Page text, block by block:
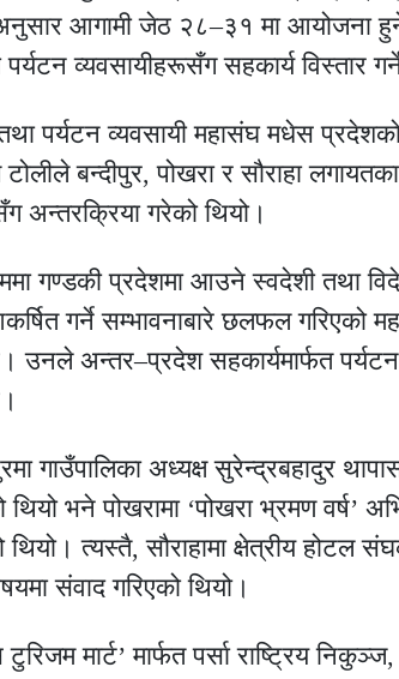
आगामी जेठ २८–३१ मा आयोजना हुने
पर्यटन व्यवसायीहरूसँग सहकार्य विस्तार
पर्यटन व्यवसायी महासंघ मधेस
बन्दीपुर, पोखरा र सौराहा
अन्तरक्रिया गरेको थियो।
गण्डकी प्रदेशमा आउने स्वदेशी तथा
गर्ने सम्भावनाबारे छलफल गरिएको
उनले अन्तर–प्रदेश सहकार्यमार्फत
गाउँपालिका अध्यक्ष सुरेन्द्रबहादुर
भने पोखरामा ‘पोखरा भ्रमण वर्ष’
त्यस्तै, सौराहामा क्षेत्रीय होटल
संवाद गरिएको थियो।
मार्ट’ मार्फत पर्सा राष्ट्रिय